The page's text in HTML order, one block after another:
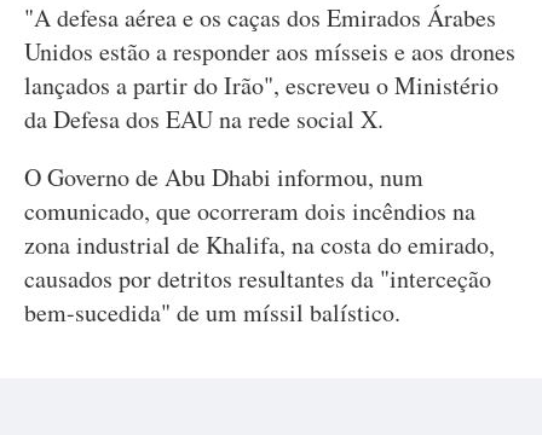
"A defesa aérea e os caças dos Emirados Árabes
Unidos estão a responder aos mísseis e aos drones
lançados a partir do Irão", escreveu o Ministério
da Defesa dos EAU na rede social X.
O Governo de Abu Dhabi informou, num
comunicado, que ocorreram dois incêndios na
zona industrial de Khalifa, na costa do emirado,
causados por detritos resultantes da "interceção
bem-sucedida" de um míssil balístico.